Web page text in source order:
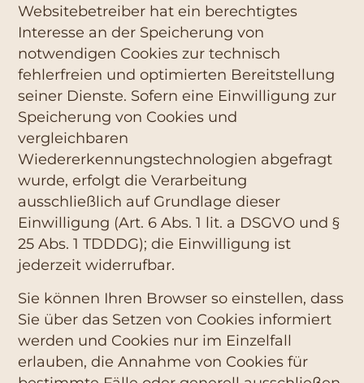
Websitebetreiber hat ein berechtigtes
Interesse an der Speicherung von
notwendigen Cookies zur technisch
fehlerfreien und optimierten Bereitstellung
seiner Dienste. Sofern eine Einwilligung zur
Speicherung von Cookies und
vergleichbaren
Wiedererkennungstechnologien abgefragt
wurde, erfolgt die Verarbeitung
ausschließlich auf Grundlage dieser
Einwilligung (Art. 6 Abs. 1 lit. a DSGVO und §
25 Abs. 1 TDDDG); die Einwilligung ist
jederzeit widerrufbar.
Sie können Ihren Browser so einstellen, dass
Sie über das Setzen von Cookies informiert
werden und Cookies nur im Einzelfall
erlauben, die Annahme von Cookies für